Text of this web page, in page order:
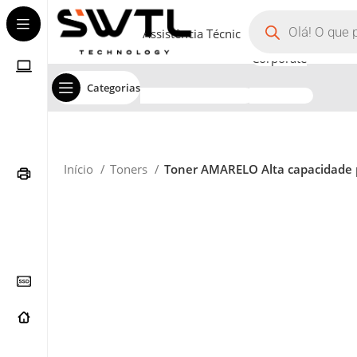
Categorias
Assistência Técnica
Corporate
Início Toners Toner AMARELO Alta